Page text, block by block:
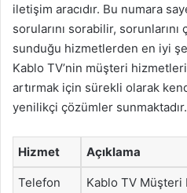
iletişim aracıdır. Bu numara
sorularını sorabilir,
sunduğu hizmetlerden en iyi
Kablo TV’nin müşteri
artırmak için sürekli olarak
yenilikçi çözümler sunmaktadır.
Hizmet Açıklama
Telefon
Kablo TV